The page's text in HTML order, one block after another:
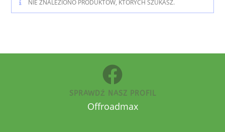
NIE ZNALEZIONO PRODUKTÓW, KTÓRYCH SZUKASZ.
SPRAWDŹ NASZ PROFIL
Offroadmax